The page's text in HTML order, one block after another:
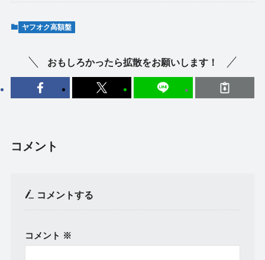
ヤフオク高額盤
おもしろかったら拡散をお願いします！
コメント
コメントする
コメント ※